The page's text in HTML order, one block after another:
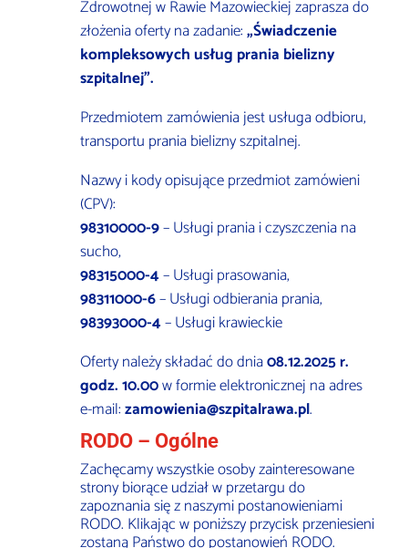
Zdrowotnej w Rawie Mazowieckiej zaprasza do
złożenia oferty na zadanie:„Świadczenie
kompleksowych usług prania bielizny
szpitalnej”.
Przedmiotem zamówienia jest usługa odbioru,
transportu prania bielizny szpitalnej.
Nazwy i kody opisujące przedmiot zamówieni
(CPV):
98310000-9– Usługi prania i czyszczenia na
sucho,
98315000-4– Usługi prasowania,
98311000-6– Usługi odbierania prania,
98393000-4– Usługi krawieckie
Oferty należy składać do dnia08.12.2025 r.
godz. 10.00w formie elektronicznej na adres
e-mail:zamowienia@szpitalrawa.pl.
RODO – Ogólne
Zachęcamy wszystkie osoby zainteresowane
strony biorące udział w przetargu do
zapoznania się z naszymi postanowieniami
RODO. Klikając w poniższy przycisk przeniesieni
zostaną Państwo do postanowień RODO.